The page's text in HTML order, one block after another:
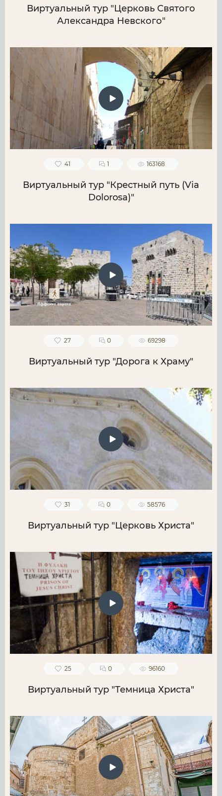
Виртуальный тур "Церковь Святого
Александра Невского"
41 1 163168
Виртуальный тур "Крестный путь (Via
Dolorosa)"
27 0 69298
Виртуальный тур "Дорога к Храму"
31 0 58576
Виртуальный тур "Церковь Христа"
25 0 96160
Виртуальный тур "Темница Христа"